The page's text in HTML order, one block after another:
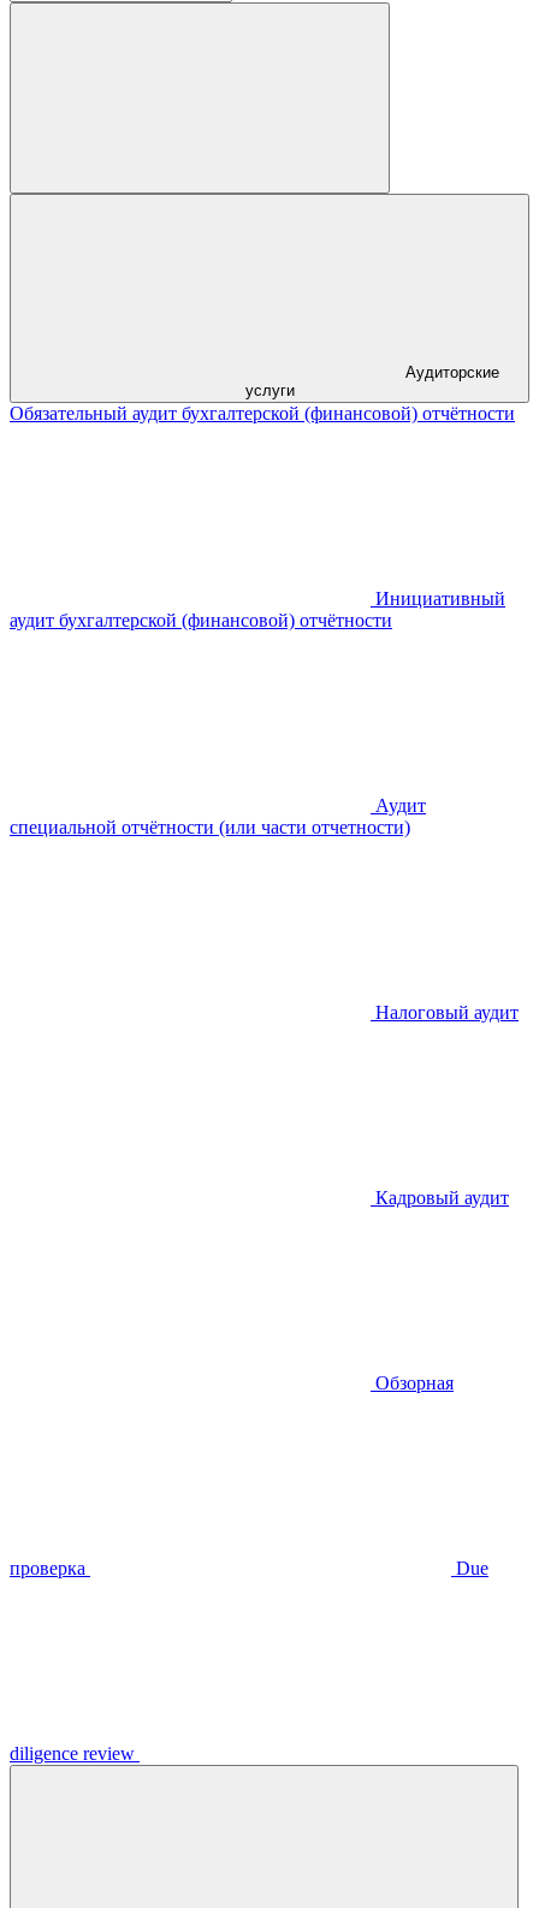
услуги
Обязательный аудит бухгалтерской (финансовой) отчётности
Инициативный
аудит бухгалтерской (финансовой) отчётности
Аудит
специальной отчётности (или части отчетности)
Налоговый аудит
Кадровый аудит
Обзорная
проверка Due
diligence review